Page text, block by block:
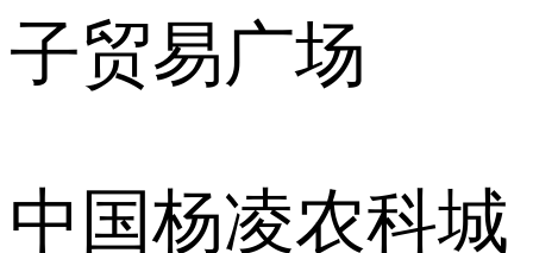
子贸易广场
中国杨凌农科城